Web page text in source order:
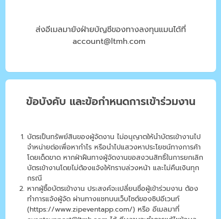
ส่งอีเมลมายังฝ่ายบัญชีของทางลงทุนแมนได้ที่
account@ltmh.com
ข้อบังคับ และข้อกำหนดการเข้าร่วมงาน
บัตรเป็นทรัพย์สินของผู้จัดงาน ไม่อนุญาตให้นำบัตรเข้างานไป
จำหน่ายต่อเพื่อหากำไร หรือนำไปแสวงหาประโยชน์ทางการค้า
โดยเด็ดขาด หากฝ่าฝืนทางผู้จัดงานขอสงวนสิทธิ์ในการยกเลิก
บัตรเข้างานโดยไม่ต้องแจ้งให้ทราบล่วงหน้า และไม่คืนเงินทุก
กรณี
หากผู้ซื้อบัตรเข้างาน ประสงค์จะเปลี่ยนชื่อผู้เข้าร่วมงาน ต้อง
ทำการแจ้งผู้จัด ผ่านทางแชทบนเว็บไซต์ของซิปอีเวนท์
(https://www.zipeventapp.com/) หรือ อีเมลมาที่